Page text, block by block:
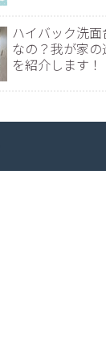
ハイバック洗面
なの？我が家
を紹介します！